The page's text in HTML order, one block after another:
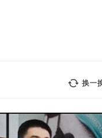
换一